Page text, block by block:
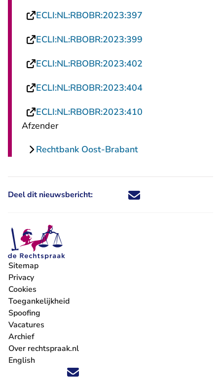
ECLI:NL:RBOBR:2023:397
ECLI:NL:RBOBR:2023:399
ECLI:NL:RBOBR:2023:402
ECLI:NL:RBOBR:2023:404- U verlaat
ECLI:NL:RBOBR:2023:410
Afzender
Rechtbank Oost-Brabant
Deel dit nieuwsbericht: Deel dit nieuwsbericht via X -
Deel dit nieuwsbericht via
Deel dit nieuwsbericht
Deel dit
Volg ons op X (Twitter) - U verlaat Rechtspraak.nl
Volg ons op Facebook - U verlaat Rechtspraak.nl
Volg ons op Instagram - U verlaat Rechtspraak.nl
Volg ons op Youtube - U verlaat Rechtspraak.nl
Volg ons op LinkedIn - U verlaat
'Blijf op de hoogte' nieuwsbrief - U verlaat
Sitemap
Privacy
Cookies
Toegankelijkheid
Spoofing
Vacatures
- U verlaat Rechtspraak.nl
Archief
Over rechtspraak.nl
English